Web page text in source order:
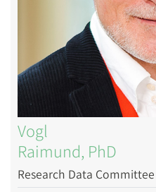
Vogl
Raimund, PhD
Research Data